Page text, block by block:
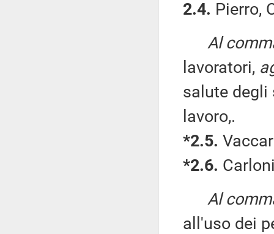
2.4. Pierro,
Al
lavoratori,
salute degli
lavoro,.
*2.5.
*2.6.
Al
all'uso dei